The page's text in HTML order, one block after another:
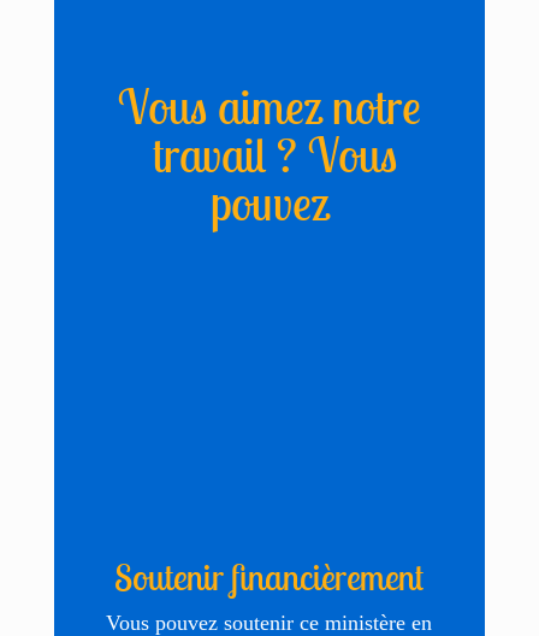
Vous aimez notre
travail ? Vous
pouvez
Soutenir financièrement
Vous pouvez soutenir ce ministère en